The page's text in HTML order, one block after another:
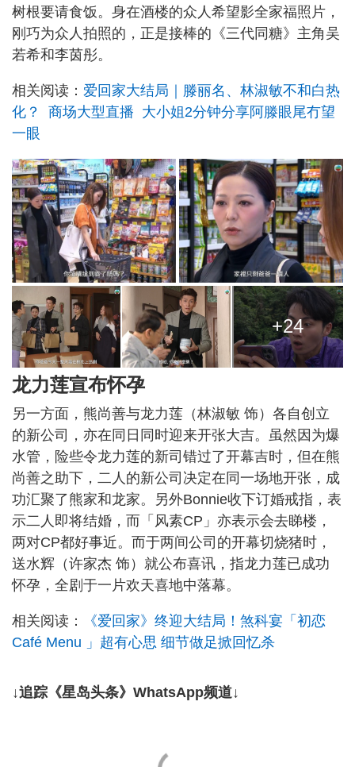
树根要请食饭。身在酒楼的众人希望影全家福照片，
刚巧为众人拍照的，正是接棒的《三代同糖》主角吴
若希和李茵彤。
相关阅读： 爱回家大结局｜滕丽名、林淑敏不和白热
化？ 商场大型直播 大小姐2分钟分享阿滕眼尾冇望
一眼
+24
龙力莲宣布怀孕
另一方面，熊尚善与龙力莲（林淑敏 饰）各自创立
的新公司，亦在同日同时迎来开张大吉。虽然因为爆
水管，险些令龙力莲的新司错过了开幕吉时，但在熊
尚善之助下，二人的新公司决定在同一场地开张，成
功汇聚了熊家和龙家。另外Bonnie收下订婚戒指，表
示二人即将结婚，而「风素CP」亦表示会去睇楼，
两对CP都好事近。而于两间公司的开幕切烧猪时，
送水辉（许家杰 饰）就公布喜讯，指龙力莲已成功
怀孕，全剧于一片欢天喜地中落幕。
相关阅读：
《爱回家》终迎大结局！煞科宴「初恋
Café Menu 」超有心思 细节做足掀回忆杀
↓追踪《星岛头条》WhatsApp频道↓